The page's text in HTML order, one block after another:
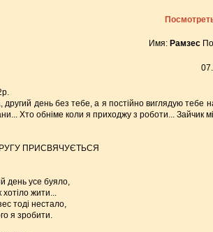
Имя: Рамзес
другий день без тебе, а я постійно виглядую
Хто обніме коли я приходжу з роботи... Зайчик
ПРИСВЯЧУЄТЬСЯ
день усе буяло,
хотіло жити...
тоді нестало,
я зробити.